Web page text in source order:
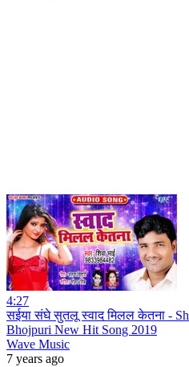
4:27
सईया संघे सुतलू स्वाद मिलल केतना -
Bhojpuri New Hit Song 2019
Wave Music
7 years ago